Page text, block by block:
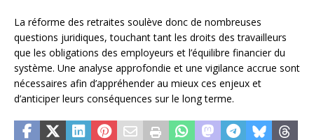
La réforme des retraites soulève donc de nombreuses
questions juridiques, touchant tant les droits des travailleurs
que les obligations des employeurs et l’équilibre financier du
système. Une analyse approfondie et une vigilance accrue sont
nécessaires afin d’appréhender au mieux ces enjeux et
d’anticiper leurs conséquences sur le long terme.